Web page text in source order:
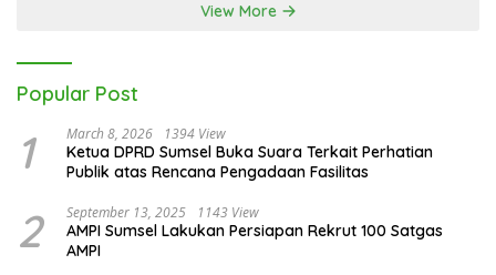
View More
Popular Post
1 March 8, 2026 1394 View
Ketua DPRD Sumsel Buka Suara Terkait Perhatian
Publik atas Rencana Pengadaan Fasilitas
2 September 13, 2025 1143 View
AMPI Sumsel Lakukan Persiapan Rekrut 100 Satgas
AMPI